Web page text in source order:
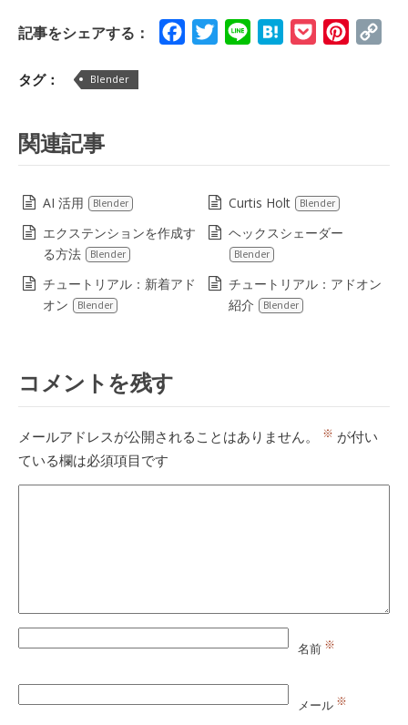
記事をシェアする： FacebookTwitterLine HatenaPocket
タグ： Blender
関連記事
AI 活用 Blender Curtis Holt Blender
エクステンションを作成す
る方法
Blender
ヘックスシェーダー
Blender
チュートリアル：新着アド
オン
Blender
チュートリアル：アドオン
紹介
Blender
コメントを残す
メールアドレスが公開されることはありません。 ※ が付い
ている欄は必須項目です
名前 ※
メール ※